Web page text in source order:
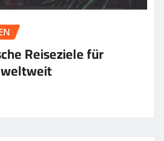
Reiseziele für